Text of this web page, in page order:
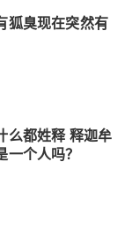
狐臭现在突然有
么都姓释 释迦牟
一个人吗？